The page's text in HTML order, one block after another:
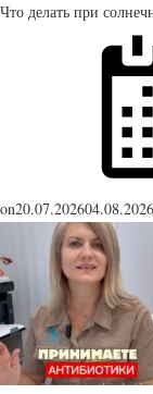
Что делать при
on20.07.202604.08.2026